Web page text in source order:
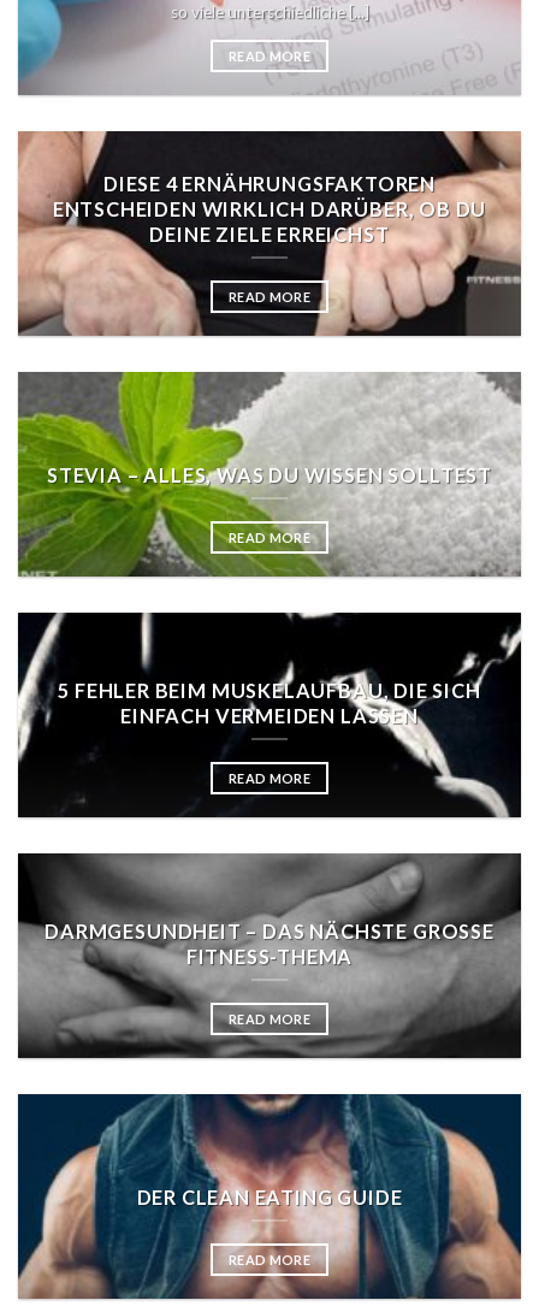
so viele unterschiedliche [...]
READ MORE
DIESE 4 ERNÄHRUNGSFAKTOREN
ENTSCHEIDEN WIRKLICH DARÜBER, OB DU
DEINE ZIELE ERREICHST
READ MORE
STEVIA – ALLES, WAS DU WISSEN SOLLTEST
READ MORE
5 FEHLER BEIM MUSKELAUFBAU, DIE SICH
EINFACH VERMEIDEN LASSEN
READ MORE
DARMGESUNDHEIT – DAS NÄCHSTE GROSSE
FITNESS-THEMA
READ MORE
DER CLEAN EATING GUIDE
READ MORE